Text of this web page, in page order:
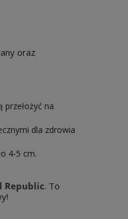
oraz
przełożyć na
dla zdrowia
4-5 cm.
Republic. To